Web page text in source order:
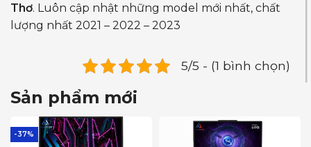
Thơ. Luôn cập nhật những model mới nhất, chất
lượng nhất 2021 – 2022 – 2023
5/5 - (1 bình chọn)
Sản phẩm mới
-37%